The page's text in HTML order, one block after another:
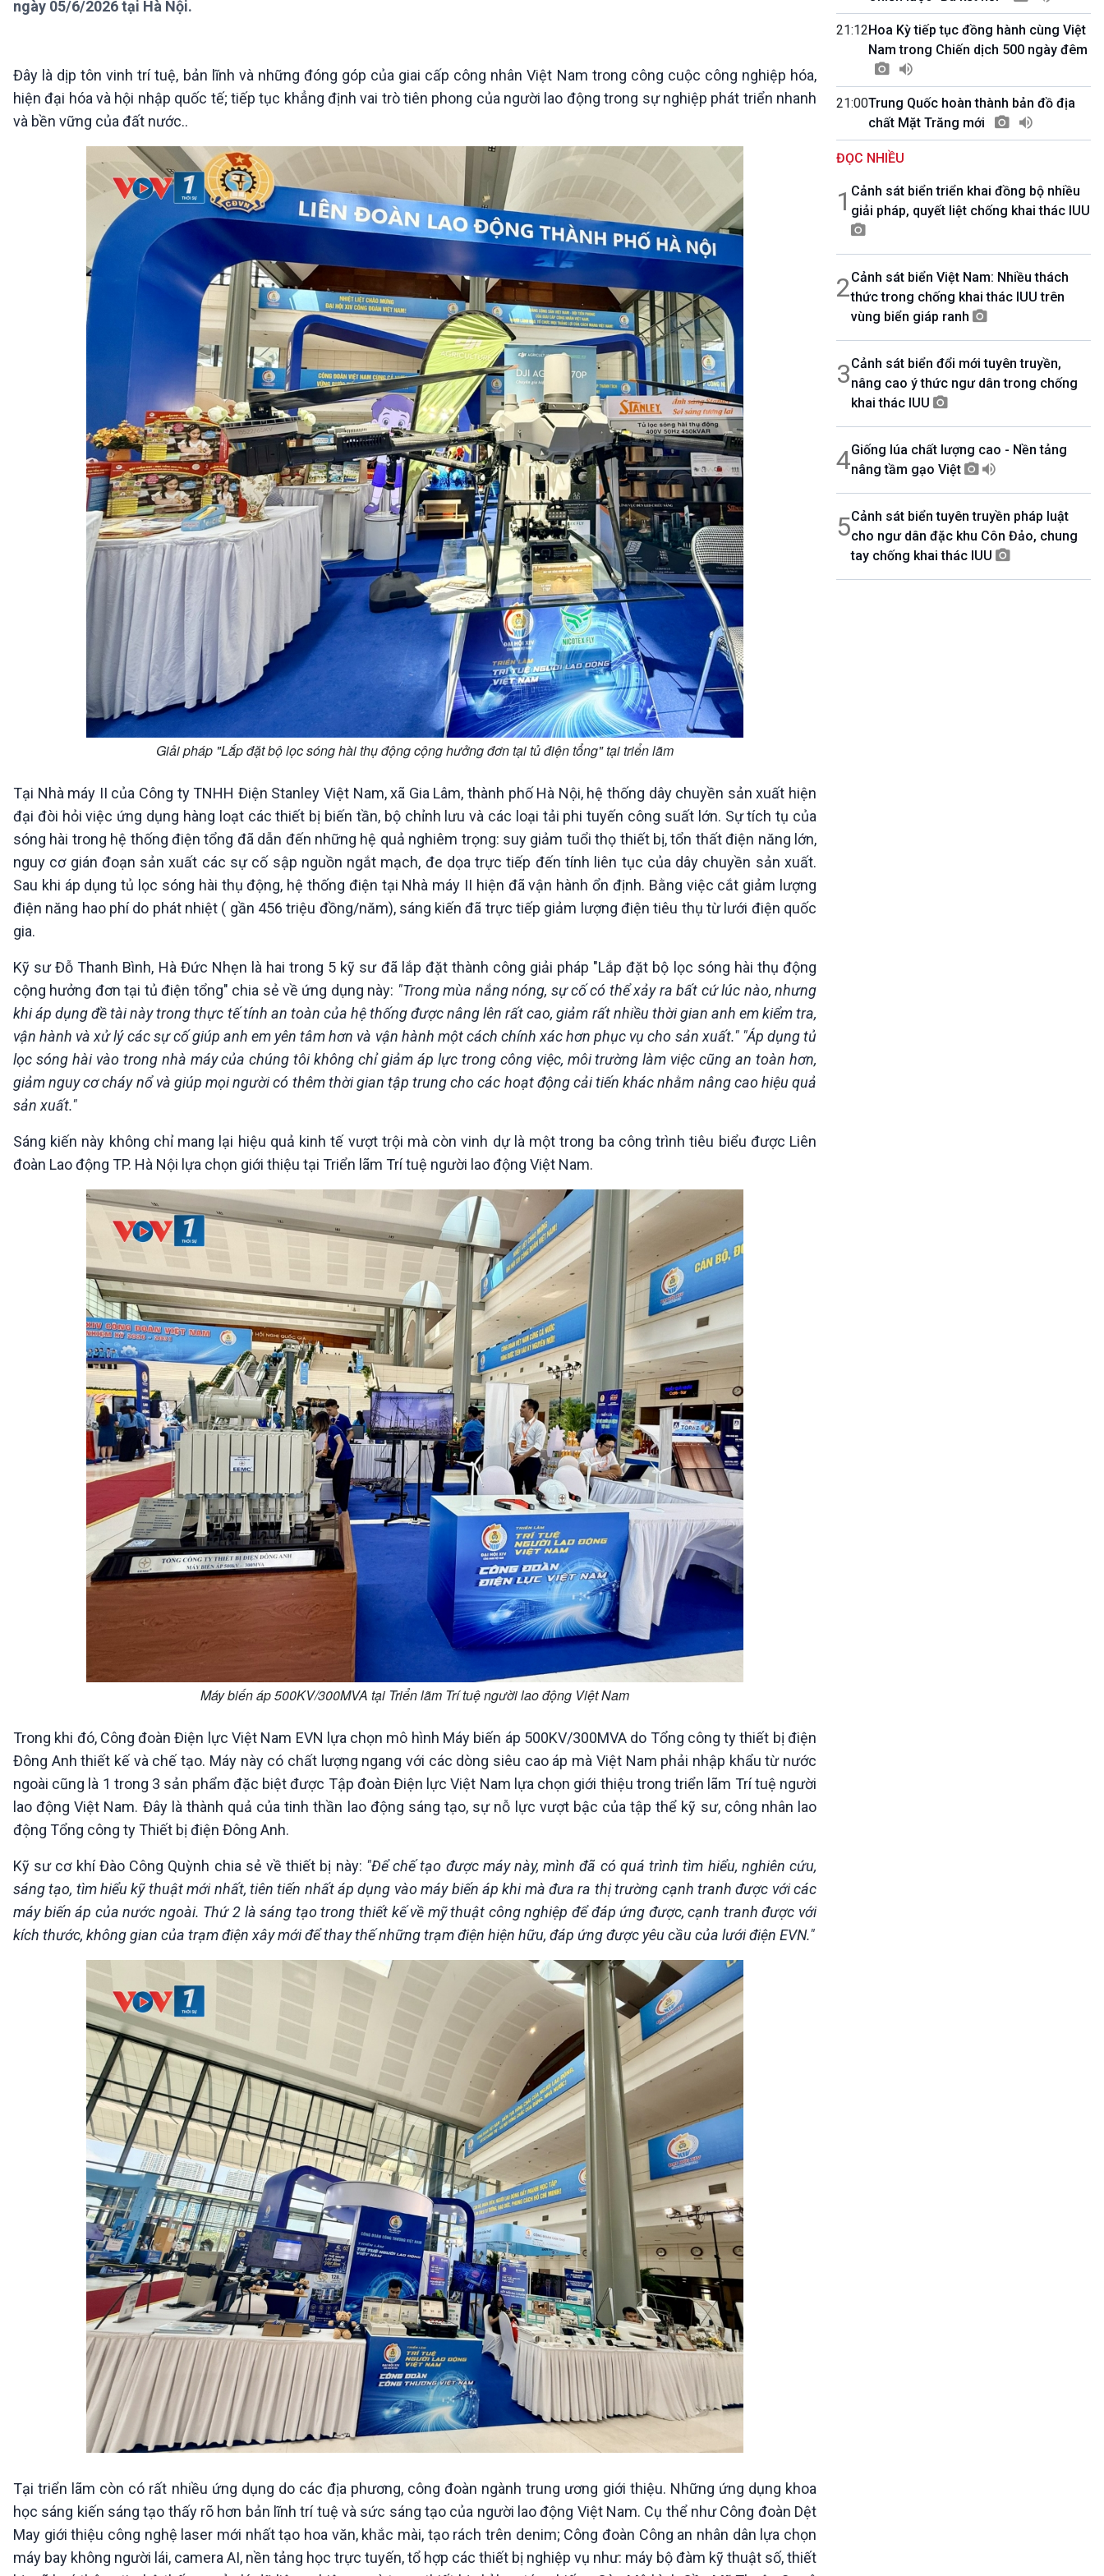
360 độ Sức khỏe
Chuyên gia của bạn
Xã hội chuyển động
Bước chân đến trường
10 phút Sự kiện - Luận bàn
Câu chuyện thời sự
Dòng chảy sự kiện
Diễn đàn chủ nhật
Chuyện đêm
Thanh âm ký sự
Chân dung cuộc sống
Các chương trình đặc biệt
ngày 05/6/2026 tại Hà Nội.
Đây là dịp tôn vinh trí tuệ, bản lĩnh và những đóng góp của giai cấp công nhân Việt Nam trong công cuộc công nghiệp hóa,
hiện đại hóa và hội nhập quốc tế; tiếp tục khẳng định vai trò tiên phong của người lao động trong sự nghiệp phát triển nhanh
và bền vững của đất nước..
Giải pháp "Lắp đặt bộ lọc sóng hài thụ động cộng hưởng đơn tại tủ điện tổng" tại triển lãm
Tại Nhà máy II của Công ty TNHH Điện Stanley Việt Nam, xã Gia Lâm, thành phố Hà Nội, hệ thống dây chuyền sản xuất hiện
đại đòi hỏi việc ứng dụng hàng loạt các thiết bị biến tần, bộ chỉnh lưu và các loại tải phi tuyến công suất lớn. Sự tích tụ của
sóng hài trong hệ thống điện tổng đã dẫn đến những hệ quả nghiêm trọng: suy giảm tuổi thọ thiết bị, tổn thất điện năng lớn,
nguy cơ gián đoạn sản xuất các sự cố sập nguồn ngắt mạch, đe dọa trực tiếp đến tính liên tục của dây chuyền sản xuất.
Sau khi áp dụng tủ lọc sóng hài thụ động, hệ thống điện tại Nhà máy II hiện đã vận hành ổn định. Bằng việc cắt giảm lượng
điện năng hao phí do phát nhiệt ( gần 456 triệu đồng/năm), sáng kiến đã trực tiếp giảm lượng điện tiêu thụ từ lưới điện quốc
gia.
Kỹ sư Đỗ Thanh Bình, Hà Đức Nhẹn là hai trong 5 kỹ sư đã lắp đặt thành công giải pháp "Lắp đặt bộ lọc sóng hài thụ động
cộng hưởng đơn tại tủ điện tổng" chia sẻ về ứng dụng này: "Trong mùa nắng nóng, sự cố có thể xảy ra bất cứ lúc nào, nhưng
khi áp dụng đề tài này trong thực tế tính an toàn của hệ thống được nâng lên rất cao, giảm rất nhiều thời gian anh em kiểm tra,
vận hành và xử lý các sự cố giúp anh em yên tâm hơn và vận hành một cách chính xác hơn phục vụ cho sản xuất." "Áp dụng tủ
lọc sóng hài vào trong nhà máy của chúng tôi không chỉ giảm áp lực trong công việc, môi trường làm việc cũng an toàn hơn,
giảm nguy cơ cháy nổ và giúp mọi người có thêm thời gian tập trung cho các hoạt động cải tiến khác nhằm nâng cao hiệu quả
sản xuất."
Sáng kiến này không chỉ mang lại hiệu quả kinh tế vượt trội mà còn vinh dự là một trong ba công trình tiêu biểu được Liên
đoàn Lao động TP. Hà Nội lựa chọn giới thiệu tại Triển lãm Trí tuệ người lao động Việt Nam.
Máy biến áp 500KV/300MVA tại Triển lãm Trí tuệ người lao động Việt Nam
Trong khi đó, Công đoàn Điện lực Việt Nam EVN lựa chọn mô hình Máy biến áp 500KV/300MVA do Tổng công ty thiết bị điện
Đông Anh thiết kế và chế tạo. Máy này có chất lượng ngang với các dòng siêu cao áp mà Việt Nam phải nhập khẩu từ nước
ngoài cũng là 1 trong 3 sản phẩm đặc biệt được Tập đoàn Điện lực Việt Nam lựa chọn giới thiệu trong triển lãm Trí tuệ người
lao động Việt Nam. Đây là thành quả của tinh thần lao động sáng tạo, sự nỗ lực vượt bậc của tập thể kỹ sư, công nhân lao
động Tổng công ty Thiết bị điện Đông Anh.
Kỹ sư cơ khí Đào Công Quỳnh chia sẻ về thiết bị này: "Để chế tạo được máy này, mình đã có quá trình tìm hiểu, nghiên cứu,
sáng tạo, tìm hiểu kỹ thuật mới nhất, tiên tiến nhất áp dụng vào máy biến áp khi mà đưa ra thị trường cạnh tranh được với các
máy biến áp của nước ngoài. Thứ 2 là sáng tạo trong thiết kế về mỹ thuật công nghiệp để đáp ứng được, cạnh tranh được với
kích thước, không gian của trạm điện xây mới để thay thế những trạm điện hiện hữu, đáp ứng được yêu cầu của lưới điện EVN."
Tại triển lãm còn có rất nhiều ứng dụng do các địa phương, công đoàn ngành trung ương giới thiệu. Những ứng dụng khoa
học sáng kiến sáng tạo thấy rõ hơn bản lĩnh trí tuệ và sức sáng tạo của người lao động Việt Nam. Cụ thể như Công đoàn Dệt
May giới thiệu công nghệ laser mới nhất tạo hoa văn, khắc mài, tạo rách trên denim; Công đoàn Công an nhân dân lựa chọn
máy bay không người lái, camera AI, nền tảng học trực tuyến, tổ hợp các thiết bị nghiệp vụ như: máy bộ đàm kỹ thuật số, thiết
21:12Hoa Kỳ tiếp tục đồng hành cùng Việt
Nam trong Chiến dịch 500 ngày đêm
21:00Trung Quốc hoàn thành bản đồ địa
chất Mặt Trăng mới
ĐỌC NHIỀU
1 Cảnh sát biển triển khai đồng bộ nhiều
giải pháp, quyết liệt chống khai thác IUU
2Cảnh sát biển Việt Nam: Nhiều thách
thức trong chống khai thác IUU trên
vùng biển giáp ranh
3Cảnh sát biển đổi mới tuyên truyền,
nâng cao ý thức ngư dân trong chống
khai thác IUU
4Giống lúa chất lượng cao - Nền tảng
nâng tầm gạo Việt
5Cảnh sát biển tuyên truyền pháp luật
cho ngư dân đặc khu Côn Đảo, chung
tay chống khai thác IUU